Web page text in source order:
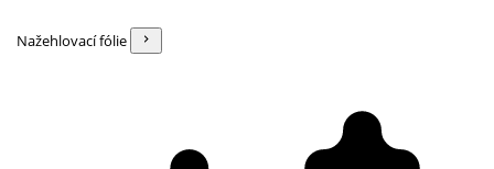
Nažehlovací fólie